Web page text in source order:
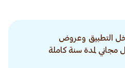
التطبيق وعروض
لمدة سنة كاملة